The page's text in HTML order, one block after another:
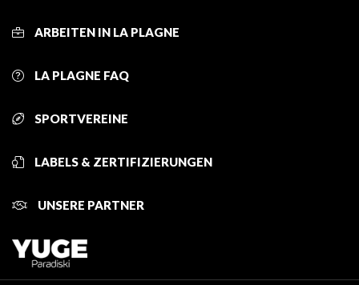
ARBEITEN IN LA PLAGNE
LA PLAGNE FAQ
SPORTVEREINE
LABELS & ZERTIFIZIERUNGEN
UNSERE PARTNER